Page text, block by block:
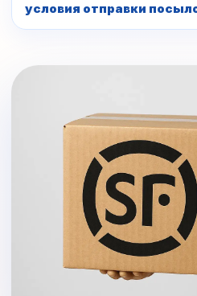
условия отправки